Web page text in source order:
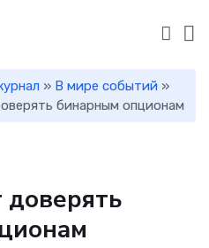
» В мире событий »
бинарным опционам
доверять